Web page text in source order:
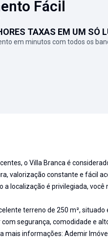
Fácil
TAXAS EM UM SÓ
em minutos com todos os
o Villa Branca é
valorização constante e fácil
a localização é privilegiada, você
terreno de 250 m²,
segurança, comodidade e
mais informações: Ademir